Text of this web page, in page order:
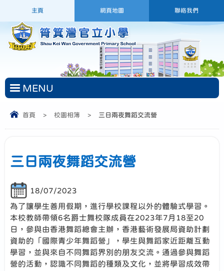
主頁 網頁地圖 聯絡我們
MENU
首頁 > 校園相簿 > 三日兩夜舞蹈交流營
三日兩夜舞蹈交流營
18/07/2023
為了讓學生善用假期，進行學校課程以外的體驗式學習。
本校教師帶領6名爵士舞校隊成員在2023年7月18至20
日，參與由香港舞蹈總會主辦，香港藝術發展局資助計劃
資助的「國際青少年舞蹈營」，學生與舞蹈家近距離互動
學習，並與來自不同舞蹈界別的朋友交流。通過參與舞蹈
營的活動，認識不同舞蹈的種類及文化，並將學習成效帶